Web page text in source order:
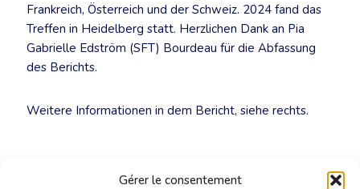
Gérer le consentement
Frankreich, Österreich und der Schweiz. 2024 fand das
Treffen in Heidelberg statt. Herzlichen Dank an Pia
Gabrielle Edström (SFT) Bourdeau für die Abfassung
des Berichts.
Weitere Informationen in dem Bericht, siehe rechts.